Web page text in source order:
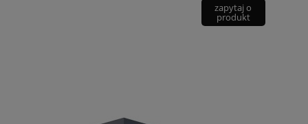
zapytaj o
produkt